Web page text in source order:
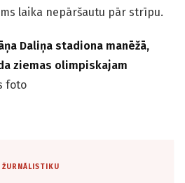
laika nepāršautu pār strīpu.
Daliņa stadiona manēžā,
ziemas olimpiskajam
foto